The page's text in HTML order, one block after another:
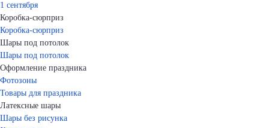
1 сентября
Коробка-сюрприз
Коробка-сюрприз
Шары под потолок
Шары под потолок
Оформление праздника
Фотозоны
Товары для праздника
Латексные шары
Шары без рисунка